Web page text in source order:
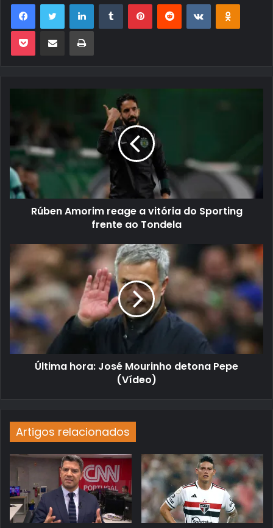
FacebookTwitter LinkedinTumblr PinterestReddit VK OK
Pocket Compartilhar via e-mail Imprimir
Rúben Amorim reage a vitória do Sporting
frente ao Tondela
Última hora: José Mourinho detona Pepe
(Vídeo)
Artigos relacionados